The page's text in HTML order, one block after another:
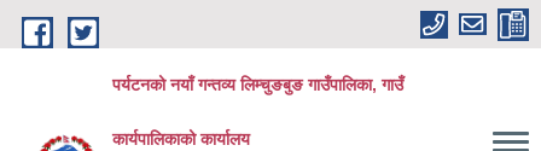
Skip to main content
पर्यटनको नयाँ गन्तव्य लिम्चुङबुङ गाउँपालिका, गाउँ
कार्यपालिकाको कार्यालय